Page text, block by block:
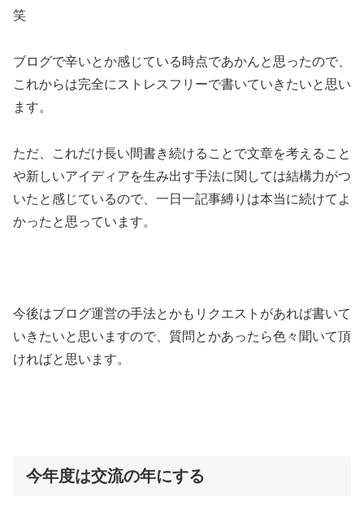
笑
ブログで辛いとか感じている時点であかんと思ったので、
これからは完全にストレスフリーで書いていきたいと思い
ます。
ただ、これだけ長い間書き続けることで文章を考えること
や新しいアイディアを生み出す手法に関しては結構力がつ
いたと感じているので、一日一記事縛りは本当に続けてよ
かったと思っています。
今後はブログ運営の手法とかもリクエストがあれば書いて
いきたいと思いますので、質問とかあったら色々聞いて頂
ければと思います。
今年度は交流の年にする